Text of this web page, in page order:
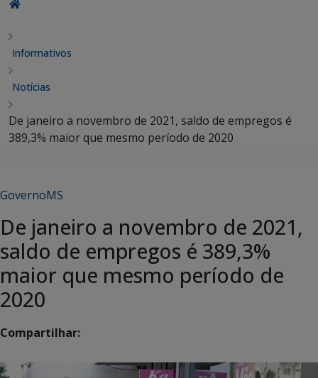
Informativos
Notícias
De janeiro a novembro de 2021, saldo de empregos é
389,3% maior que mesmo período de 2020
GovernoMS
De janeiro a novembro de 2021,
saldo de empregos é 389,3%
maior que mesmo período de
2020
Compartilhar: